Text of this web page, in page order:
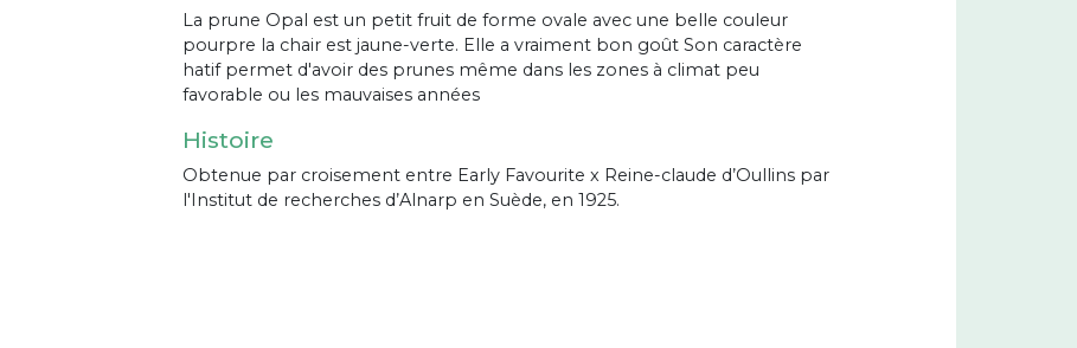
La prune Opal est un petit fruit de forme ovale avec une belle couleur
pourpre la chair est jaune-verte. Elle a vraiment bon goût Son caractère
hatif permet d'avoir des prunes même dans les zones à climat peu
favorable ou les mauvaises années
Histoire
Obtenue par croisement entre Early Favourite x Reine-claude d’Oullins par
l'Institut de recherches d’Alnarp en Suède, en 1925.